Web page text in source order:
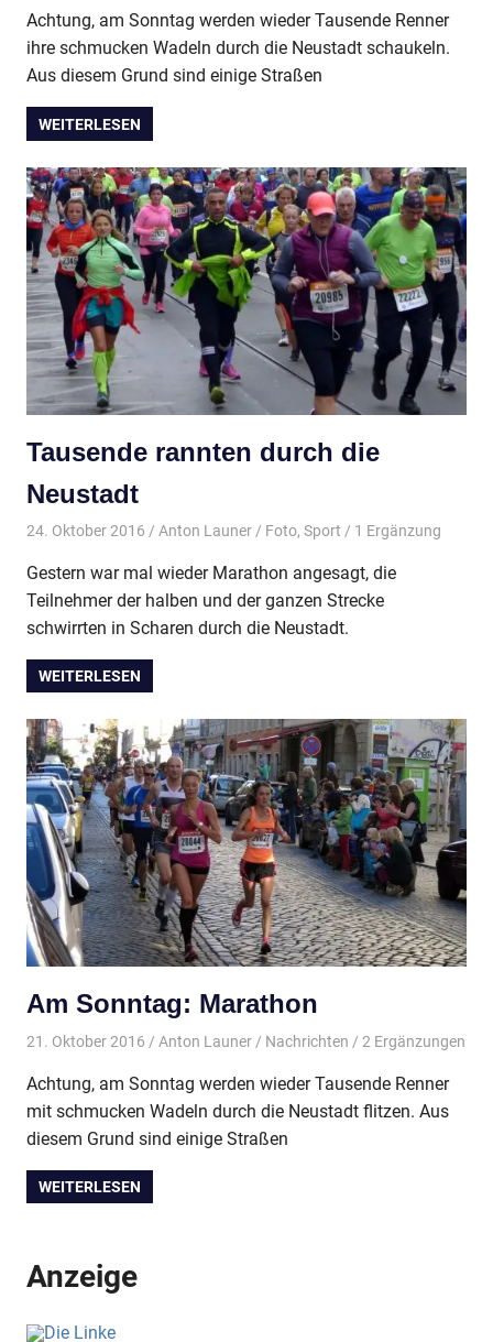
Achtung, am Sonntag werden wieder Tausende Renner
ihre schmucken Wadeln durch die Neustadt schaukeln.
Aus diesem Grund sind einige Straßen
WEITERLESEN
Tausende rannten durch die
Neustadt
24. Oktober 2016 Anton Launer Foto, Sport / 1 Ergänzung
Gestern war mal wieder Marathon angesagt, die
Teilnehmer der halben und der ganzen Strecke
schwirrten in Scharen durch die Neustadt.
WEITERLESEN
Am Sonntag: Marathon
21. Oktober 2016 Anton Launer Nachrichten / 2 Ergänzungen
Achtung, am Sonntag werden wieder Tausende Renner
mit schmucken Wadeln durch die Neustadt flitzen. Aus
diesem Grund sind einige Straßen
WEITERLESEN
Anzeige